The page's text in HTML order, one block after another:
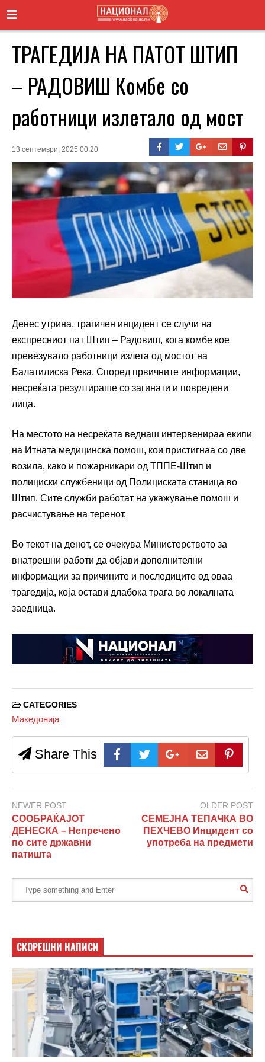
ТРАГЕДИЈА НА ПАТОТ ШТИП
– РАДОВИШ Комбе со
работници излетало од мост
13 септември, 2025 00:20
Денес утрина, трагичен инцидент се случи на
експресниот пат Штип – Радовиш, кога комбе кое
превезувало работници излета од мостот на
Балатилиска Река. Според првичните информации,
несреќата резултираше со загинати и повредени
лица.
На местото на несреќата веднаш интервенираа екипи
на Итната медицинска помош, кои пристигнаа со две
возила, како и пожарникари од ТППЕ-Штип и
полициски службеници од Полициската станица во
Штип. Сите служби работат на укажување помош и
расчистување на теренот.
Во текот на денот, се очекува Министерството за
внатрешни работи да објави дополнителни
информации за причините и последиците од оваа
трагедија, која остави длабока трага во локалната
заедница.
CATEGORIES
Македонија
Share This
NEWER POST
СООБРАЌАЈОТ
ДЕНЕСКА – Непречено
по сите државни
патишта
OLDER POST
СЕМЕЈНА ТЕПАЧКА ВО
ПЕХЧЕВО Инцидент со
употреба на предмети
СКОРЕШНИ НАПИСИ